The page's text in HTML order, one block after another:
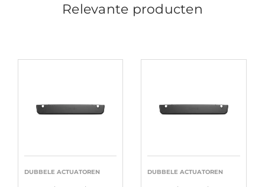
Relevante producten
DUBBELE ACTUATOREN DUBBELE ACTUATOREN